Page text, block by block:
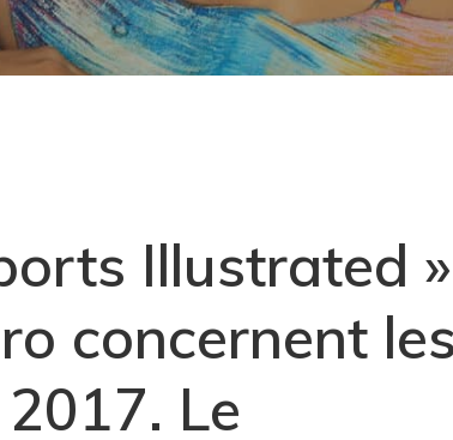
Illustrated »
concernent les
Le